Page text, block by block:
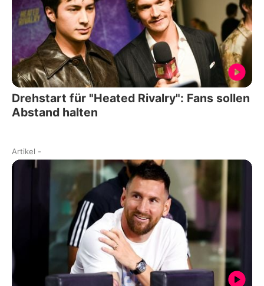
Drehstart für "Heated Rivalry": Fans sollen
Abstand halten
Artikel -